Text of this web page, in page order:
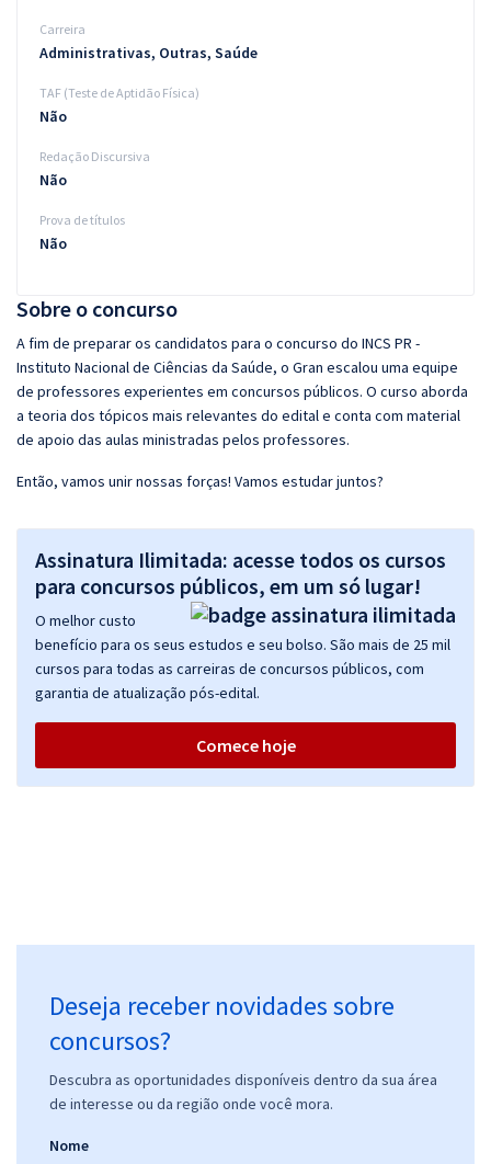
Sobre o concurso
A fim de preparar os candidatos para o concurso do INCS PR -
Instituto Nacional de Ciências da Saúde, o Gran escalou uma equipe
de professores experientes em concursos públicos. O curso aborda
a teoria dos tópicos mais relevantes do edital e conta com material
de apoio das aulas ministradas pelos professores.
Então, vamos unir nossas forças! Vamos estudar juntos?
Assinatura Ilimitada: acesse todos os cursos
para concursos públicos, em um só lugar!
O melhor custo
benefício para os seus estudos e seu bolso. São mais de 25 mil
cursos para todas as carreiras de concursos públicos, com
garantia de atualização pós-edital.
Comece hoje
Deseja receber novidades sobre
concursos?
Descubra as oportunidades disponíveis dentro da sua área
de interesse ou da região onde você mora.
Nome
Carreira
Administrativas, Outras, Saúde
TAF (Teste de Aptidão Física)
Não
Redação Discursiva
Não
Prova de títulos
Não